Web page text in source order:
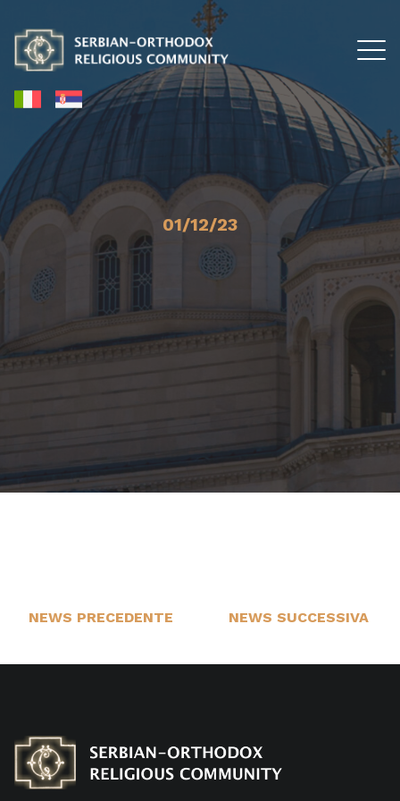
01/12/23
NEWS PRECEDENTE NEWS SUCCESSIVA